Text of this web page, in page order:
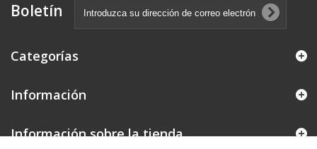
Boletín
Categorías
Información
Información sobre la tienda